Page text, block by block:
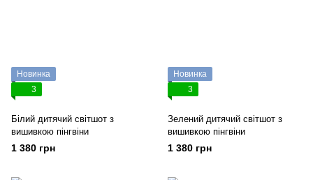
Новинка
3
Білий дитячий світшот з
вишивкою пінгвіни
1 380 грн
Новинка
3
Зелений дитячий світшот з
вишивкою пінгвіни
1 380 грн